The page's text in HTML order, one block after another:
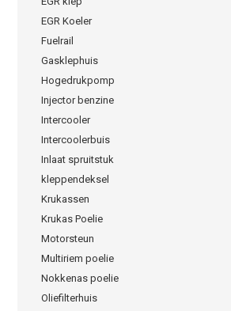
EGR Koeler
Fuelrail
Gasklephuis
Hogedrukpomp
Injector benzine
Intercooler
Intercoolerbuis
Inlaat spruitstuk
kleppendeksel
Krukassen
Krukas Poelie
Motorsteun
Multiriem poelie
Nokkenas poelie
Oliefilterhuis